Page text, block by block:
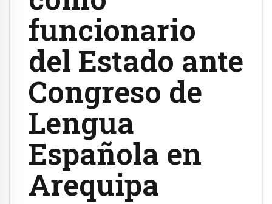
funcionario
del Estado ante
Congreso de
Lengua
Española en
Arequipa